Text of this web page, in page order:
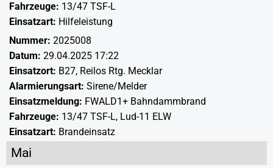
Fahrzeuge: 13/47 TSF-L
Einsatzart: Hilfeleistung
Nummer: 2025008
Datum: 29.04.2025 17:22
Einsatzort: B27, Reilos Rtg. Mecklar
Alarmierungsart: Sirene/Melder
Einsatzmeldung: FWALD1+ Bahndammbrand
Fahrzeuge: 13/47 TSF-L, Lud-11 ELW
Einsatzart: Brandeinsatz
Mai